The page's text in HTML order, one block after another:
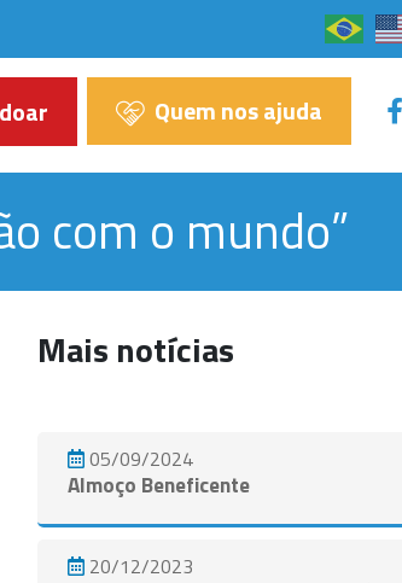
Quem nos ajuda
com o mundo”
Mais notícias
05/09/2024
Almoço Beneficente
20/12/2023